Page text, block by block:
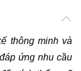
thông minh và
ứng nhu cầu